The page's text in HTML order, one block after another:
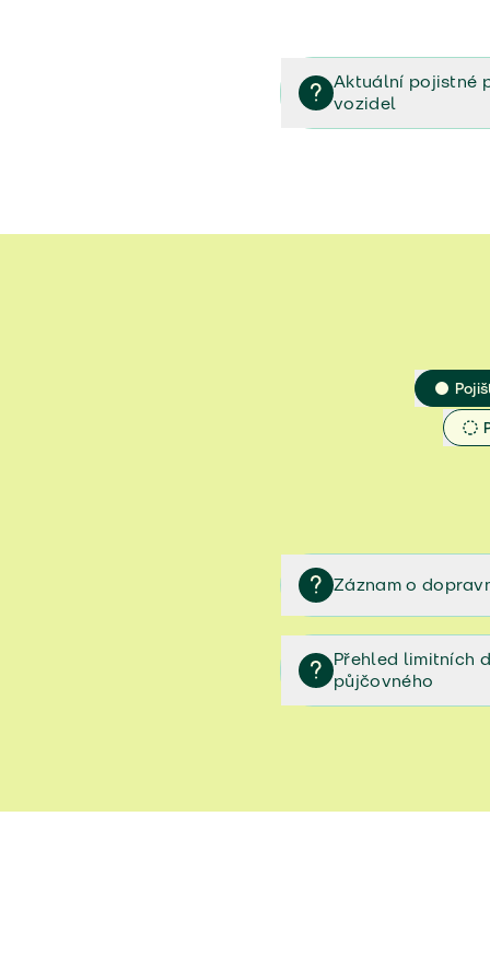
Aktuální pojistné
vozidel
Veřejný příslib -
Záznam o
Záznam o dopravní
Přehled limitních
půjčovného